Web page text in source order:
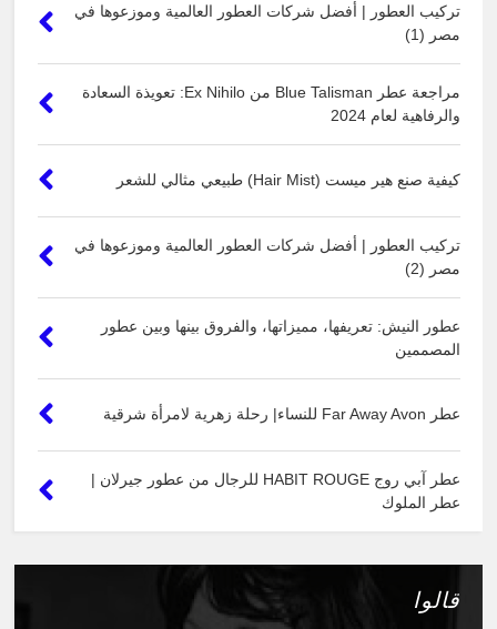
تركيب العطور | أفضل شركات العطور العالمية وموزعوها في
مصر (1)
مراجعة عطر Blue Talisman من Ex Nihilo: تعويذة السعادة
والرفاهية لعام 2024
كيفية صنع هير ميست (Hair Mist) طبيعي مثالي للشعر
تركيب العطور | أفضل شركات العطور العالمية وموزعوها في
مصر (2)
عطور النيش: تعريفها، مميزاتها، والفروق بينها وبين عطور
المصممين
عطر Far Away Avon للنساء| رحلة زهرية لامرأة شرقية
عطر آبي روج HABIT ROUGE للرجال من عطور جيرلان |
عطر الملوك
قالوا